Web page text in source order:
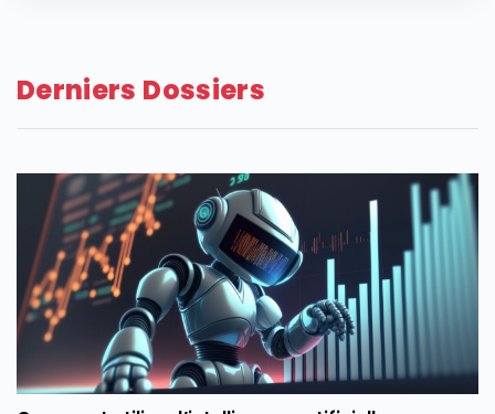
Derniers Dossiers